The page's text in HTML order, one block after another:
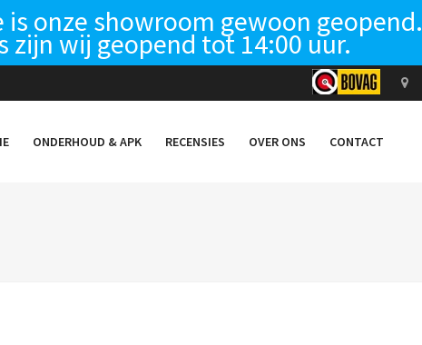
onze showroom gewoon geopend.
zijn wij geopend tot 14:00 uur.
ONDERHOUD & APK RECENSIES OVER ONS CONTACT